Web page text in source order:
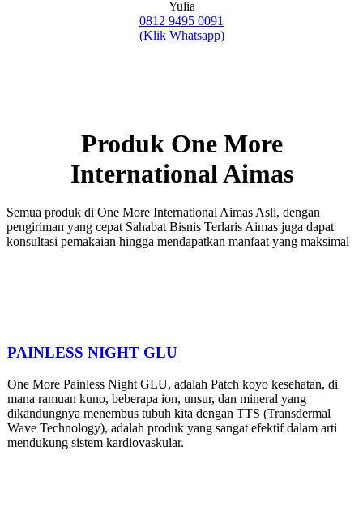
Yulia
0812 9495 0091
(Klik Whatsapp)
Produk One More
International Aimas
Semua produk di One More International Aimas Asli, dengan
pengiriman yang cepat Sahabat Bisnis Terlaris Aimas juga dapat
konsultasi pemakaian hingga mendapatkan manfaat yang maksimal
PAINLESS NIGHT GLU
One More Painless Night GLU, adalah Patch koyo kesehatan, di
mana ramuan kuno, beberapa ion, unsur, dan mineral yang
dikandungnya menembus tubuh kita dengan TTS (Transdermal
Wave Technology), adalah produk yang sangat efektif dalam arti
mendukung sistem kardiovaskular.